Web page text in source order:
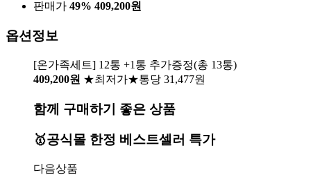
판매가 49% 409,200원
옵션정보
[온가족세트] 12통 +1통 추가증정(총 13통)
409,200원 ★최저가★통당 31,477원
함께 구매하기 좋은 상품
🥇공식몰 한정 베스트셀러 특가
다음상품